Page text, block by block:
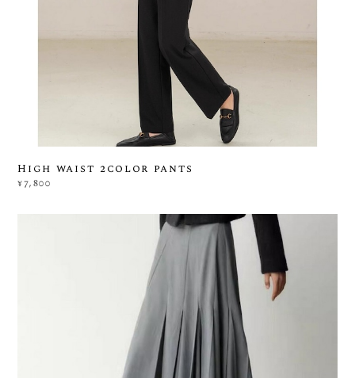
High waist 2color pants
¥7,800